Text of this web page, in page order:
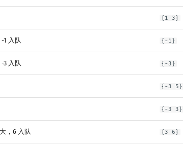
{1 3}
1 入队 {-1}
3 入队 {-3}
{-3 5}
{-3 3}
，6 入队 {3 6}